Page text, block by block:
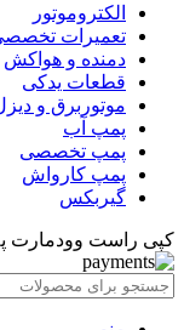
الکتروموتور
تعمیرات
دمنده و هواکش
قطعات یدکی
موتوربرق و
پمپ آب
پمپ تخصصی
پمپ کارواش
گیربکس
کپی راست وودمارت